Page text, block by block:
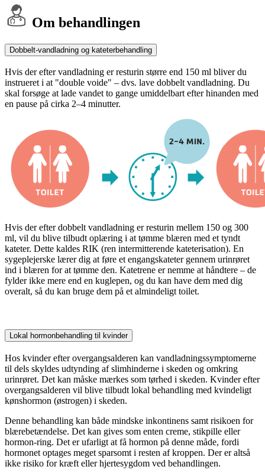
Om behandlingen
Dobbelt-vandladning og kateterbehandling
Hvis der efter vandladning er resturin større end 150 ml bliver du
instrueret i at "double voide" – dvs. lave dobbelt vandladning. Du
skal forsøge at lade vandet to gange umiddelbart efter hinanden med
en pause på cirka 2–4 minutter.
Hvis der efter dobbelt vandladning er resturin mellem 150 og 300
ml, vil du blive tilbudt oplæring i at tømme blæren med et tyndt
kateter. Dette kaldes RIK (ren intermitterende kateterisation). En
sygeplejerske lærer dig at føre et engangskateter gennem urinrøret
ind i blæren for at tømme den. Katetrene er nemme at håndtere – de
fylder ikke mere end en kuglepen, og du kan have dem med dig
overalt, så du kan bruge dem på et almindeligt toilet.
Lokal hormonbehandling til kvinder
Hos kvinder efter overgangsalderen kan vandladningssymptomerne
til dels skyldes udtynding af slimhinderne i skeden og omkring
urinrøret. Det kan måske mærkes som tørhed i skeden. Kvinder efter
overgangsalderen vil blive tilbudt lokal behandling med kvindeligt
kønshormon (østrogen) i skeden.
Denne behandling kan både mindske inkontinens samt risikoen for
blærebetændelse. Det kan gives som enten creme, stikpille eller
hormon-ring. Det er ufarligt at få hormon på denne måde, fordi
hormonet optages meget sparsomt i resten af kroppen. Der er altså
ikke risiko for kræft eller hjertesygdom ved behandlingen.